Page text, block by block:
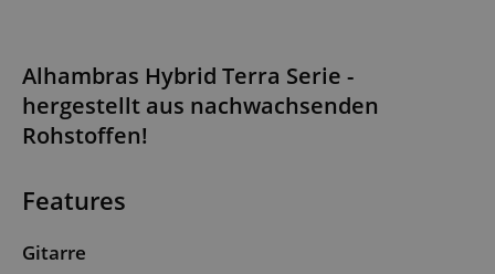
Alhambras Hybrid Terra Serie -
hergestellt aus nachwachsenden
Rohstoffen!
Features
Gitarre